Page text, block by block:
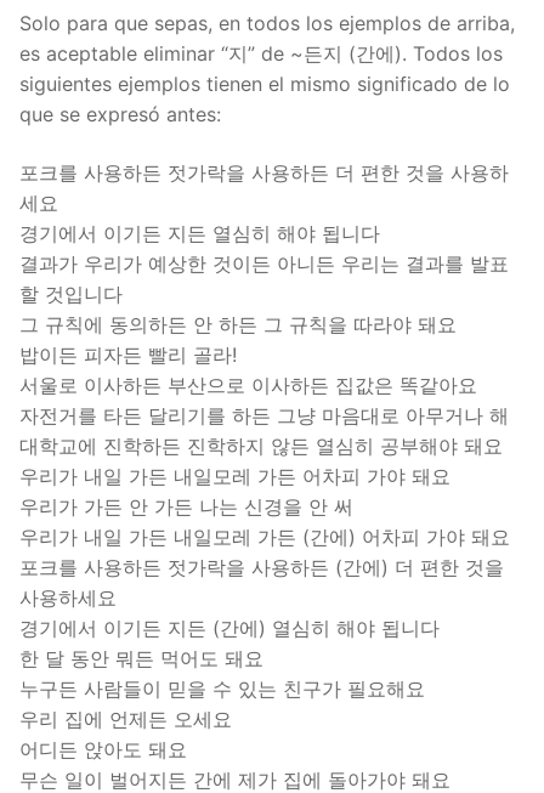
Solo para que sepas, en todos los ejemplos de arriba,
es aceptable eliminar “지” de ~든지 (간에). Todos los
siguientes ejemplos tienen el mismo significado de lo
que se expresó antes:
포크를 사용하든 젓가락을 사용하든 더 편한 것을 사용하
세요
경기에서 이기든 지든 열심히 해야 됩니다
결과가 우리가 예상한 것이든 아니든 우리는 결과를 발표
할 것입니다
그 규칙에 동의하든 안 하든 그 규칙을 따라야 돼요
밥이든 피자든 빨리 골라!
서울로 이사하든 부산으로 이사하든 집값은 똑같아요
자전거를 타든 달리기를 하든 그냥 마음대로 아무거나 해
대학교에 진학하든 진학하지 않든 열심히 공부해야 돼요
우리가 내일 가든 내일모레 가든 어차피 가야 돼요
우리가 가든 안 가든 나는 신경을 안 써
우리가 내일 가든 내일모레 가든 (간에) 어차피 가야 돼요
포크를 사용하든 젓가락을 사용하든 (간에) 더 편한 것을
사용하세요
경기에서 이기든 지든 (간에) 열심히 해야 됩니다
한 달 동안 뭐든 먹어도 돼요
누구든 사람들이 믿을 수 있는 친구가 필요해요
우리 집에 언제든 오세요
어디든 앉아도 돼요
무슨 일이 벌어지든 간에 제가 집에 돌아가야 돼요